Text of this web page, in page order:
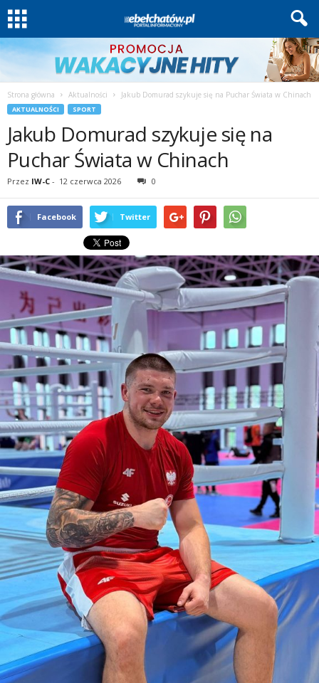
Strona główna Aktualności Jakub Domurad szykuje się na Puchar Świata w Chinach
AKTUALNOŚCI SPORT
Jakub Domurad szykuje się na
Puchar Świata w Chinach
Przez IW-C - 12 czerwca 2026 0
Facebook Twitter